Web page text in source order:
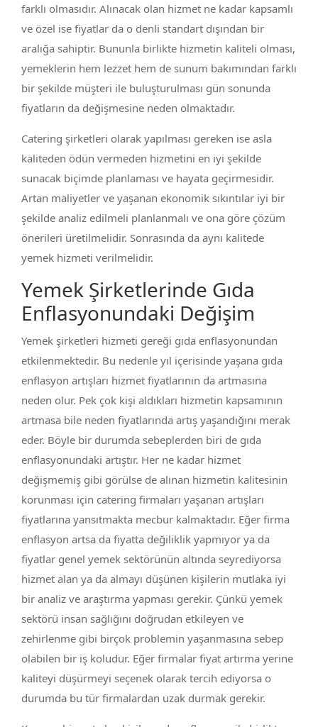
farklı olmasıdır. Alınacak olan hizmet ne kadar kapsamlı
ve özel ise fiyatlar da o denli standart dışından bir
aralığa sahiptir. Bununla birlikte hizmetin kaliteli olması,
yemeklerin hem lezzet hem de sunum bakımından farklı
bir şekilde müşteri ile buluşturulması gün sonunda
fiyatların da değişmesine neden olmaktadır.
Catering şirketleri olarak yapılması gereken ise asla
kaliteden ödün vermeden hizmetini en iyi şekilde
sunacak biçimde planlaması ve hayata geçirmesidir.
Artan maliyetler ve yaşanan ekonomik sıkıntılar iyi bir
şekilde analiz edilmeli planlanmalı ve ona göre çözüm
önerileri üretilmelidir. Sonrasında da aynı kalitede
yemek hizmeti verilmelidir.
Yemek Şirketlerinde Gıda
Enflasyonundaki Değişim
Yemek şirketleri hizmeti gereği gıda enflasyonundan
etkilenmektedir. Bu nedenle yıl içerisinde yaşana gıda
enflasyon artışları hizmet fiyatlarının da artmasına
neden olur. Pek çok kişi aldıkları hizmetin kapsamının
artmasa bile neden fiyatlarında artış yaşandığını merak
eder. Böyle bir durumda sebeplerden biri de gıda
enflasyonundaki artıştır. Her ne kadar hizmet
değişmemiş gibi görülse de alınan hizmetin kalitesinin
korunması için catering firmaları yaşanan artışları
fiyatlarına yansıtmakta mecbur kalmaktadır. Eğer firma
enflasyon artsa da fiyatta değiliklik yapmıyor ya da
fiyatlar genel yemek sektörünün altında seyrediyorsa
hizmet alan ya da almayı düşünen kişilerin mutlaka iyi
bir analiz ve araştırma yapması gerekir. Çünkü yemek
sektörü insan sağlığını doğrudan etkileyen ve
zehirlenme gibi birçok problemin yaşanmasına sebep
olabilen bir iş koludur. Eğer firmalar fiyat artırma yerine
kaliteyi düşürmeyi seçenek olarak tercih ediyorsa o
durumda bu tür firmalardan uzak durmak gerekir.